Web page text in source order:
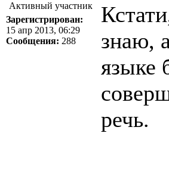
Активный участник
Зарегистрирован:
15 апр 2013, 06:29
Сообщения: 288
знаю,
языке
речь.